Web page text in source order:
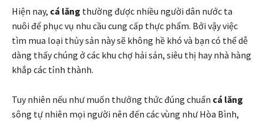
Hiện nay, cá lăng thường được nhiều người dân nước ta
nuôi để phục vụ nhu cầu cung cấp thực phẩm. Bởi vậy việc
tìm mua loại thủy sản này sẽ không hề khó và bạn có thể dễ
dàng thấy chúng ở các khu chợ hải sản, siêu thị hay nhà hàng
khắp các tỉnh thành.
Tuy nhiên nếu như muốn thưởng thức đúng chuẩn cá lăng
sông tự nhiên mọi người nên đến các vùng như Hòa Bình,